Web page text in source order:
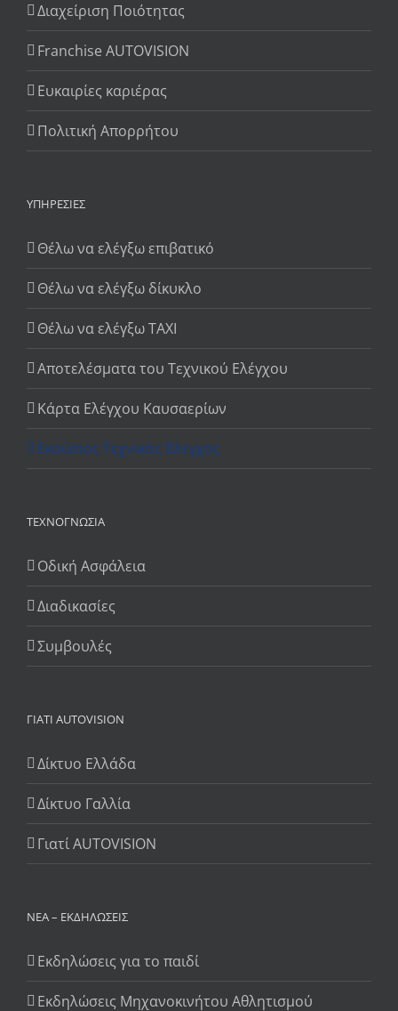
Διαχείριση Ποιότητας
Franchise AUTOVISION
Ευκαιρίες καριέρας
Πολιτική Απορρήτου
ΥΠΗΡΕΣΊΕΣ
Θέλω να ελέγξω επιβατικό
Θέλω να ελέγξω δίκυκλο
Θέλω να ελέγξω TAXI
Αποτελέσματα του Τεχνικού Ελέγχου
Κάρτα Ελέγχου Καυσαερίων
Εκούσιος Τεχνικός Έλεγχος
ΤΕΧΝΟΓΝΩΣΊΑ
Οδική Ασφάλεια
Διαδικασίες
Συμβουλές
ΓΙΆΤΙ AUTOVISION
Δίκτυο Ελλάδα
Δίκτυο Γαλλία
Γιατί AUTOVISION
ΝΈΑ – ΕΚΔΗΛΏΣΕΙΣ
Εκδηλώσεις για το παιδί
Εκδηλώσεις Μηχανοκινήτου Αθλητισμού